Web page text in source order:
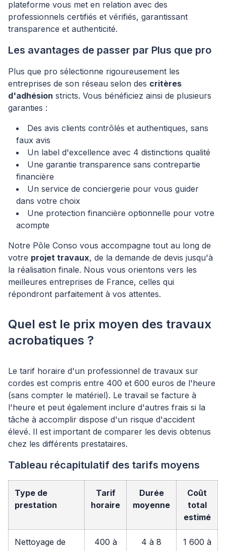
plateforme vous met en relation avec des
professionnels certifiés et vérifiés, garantissant
transparence et authenticité.
Les avantages de passer par Plus que pro
Plus que pro sélectionne rigoureusement les
entreprises de son réseau selon des critères
d'adhésion stricts. Vous bénéficiez ainsi de plusieurs
garanties :
Des avis clients contrôlés et authentiques, sans
faux avis
Un label d'excellence avec 4 distinctions qualité
Une garantie transparence sans contrepartie
financière
Un service de conciergerie pour vous guider
dans votre choix
Une protection financière optionnelle pour votre
acompte
Notre Pôle Conso vous accompagne tout au long de
votre projet travaux, de la demande de devis jusqu'à
la réalisation finale. Nous vous orientons vers les
meilleures entreprises de France, celles qui
répondront parfaitement à vos attentes.
Quel est le prix moyen des travaux
acrobatiques ?
Le tarif horaire d'un professionnel de travaux sur
cordes est compris entre 400 et 600 euros de l'heure
(sans compter le matériel). Le travail se facture à
l'heure et peut également inclure d'autres frais si la
tâche à accomplir dispose d'un risque d'accident
élevé. Il est important de comparer les devis obtenus
chez les différents prestataires.
Tableau récapitulatif des tarifs moyens
Type de
prestation
Tarif
horaire
Durée
moyenne
Coût
total
estimé
Nettoyage de
400 à
4 à 8
1 600 à